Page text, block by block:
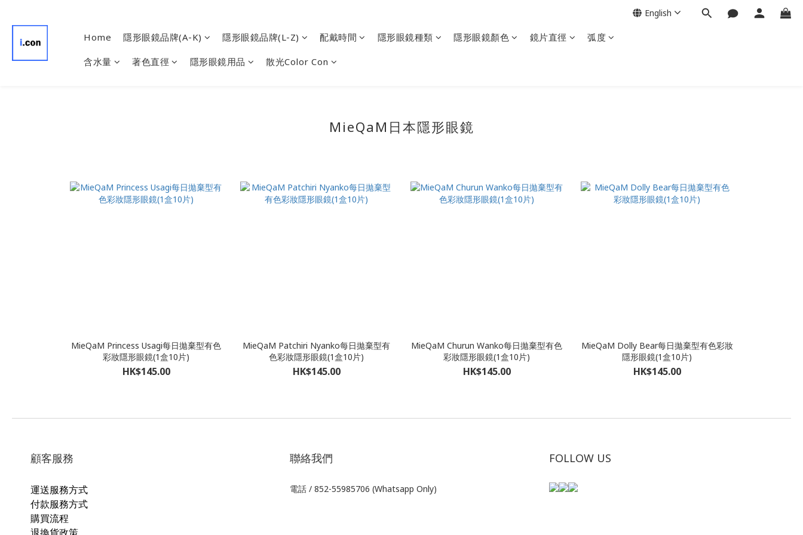
Home 隱形眼鏡品牌(A-K) 隱形眼鏡品牌(L-Z) 配戴時間 隱形眼鏡種類 隱形眼鏡顏色 鏡片直徑 弧度
含水量 著色直徑 隱形眼鏡用品 散光Color Con
English
MieQaM 日本隱形眼鏡
MieQaM Princess Usagi每日拋棄型有色
彩妝隱形眼鏡(1盒10片)
HK$145.00
MieQaM Patchiri Nyanko每日拋棄型有
色彩妝隱形眼鏡(1盒10片)
HK$145.00
MieQaM Churun Wanko每日拋棄型有色
彩妝隱形眼鏡(1盒10片)
HK$145.00
MieQaM Dolly Bear每日拋棄型有色彩妝
隱形眼鏡(1盒10片)
HK$145.00
顧客服務
運送服務方式
付款服務方式
購買流程
退換貨政策
聯絡我們
電話 / 852-55985706 (Whatsapp Only)
FOLLOW US